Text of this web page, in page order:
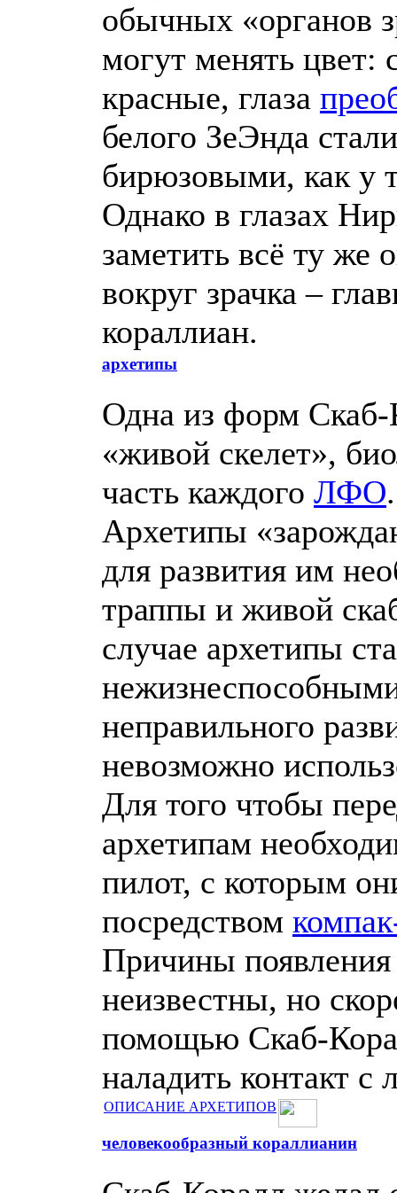
обычных «органов
могут менять цвет:
красные, глаза
белого ЗеЭнда
бирюзовыми, как у
Однако в глазах
заметить всё ту же
вокруг зрачка –
кораллиан.
архетипы
Одна из форм Скаб-
«живой скелет»,
часть каждого ЛФО.
Архетипы
для развития им
траппы и живой
случае архетипы
неправильного
невозможно
Для того чтобы
архетипам
пилот, с которым
посредством
Причины появления
неизвестны, но
помощью Скаб-
наладить контакт с
ОПИСАНИЕ АРХЕТИПОВ
человекообразный кораллианин